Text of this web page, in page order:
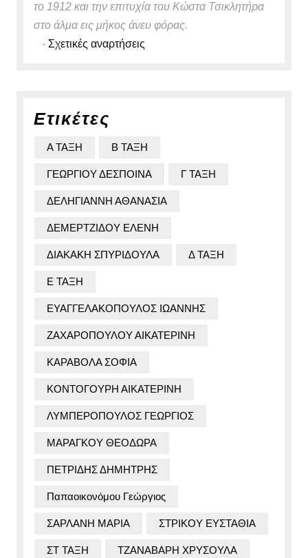
το 1912 και την επιτυχία του Κώστα Τσικλητήρα
στο άλμα εις μήκος άνευ φόρας.
- Σχετικές αναρτήσεις
Ετικέτες
Α ΤΑΞΗ Β ΤΑΞΗ
ΓΕΩΡΓΙΟΥ ΔΕΣΠΟΙΝΑ Γ ΤΑΞΗ
ΔΕΛΗΓΙΑΝΝΗ ΑΘΑΝΑΣΙΑ
ΔΕΜΕΡΤΖΙΔΟΥ ΕΛΕΝΗ
ΔΙΑΚΑΚΗ ΣΠΥΡΙΔΟΥΛΑ Δ ΤΑΞΗ
Ε ΤΑΞΗ
ΕΥΑΓΓΕΛΑΚΟΠΟΥΛΟΣ ΙΩΑΝΝΗΣ
ΖΑΧΑΡΟΠΟΥΛΟΥ ΑΙΚΑΤΕΡΙΝΗ
ΚΑΡΑΒΟΛΑ ΣΟΦΙΑ
ΚΟΝΤΟΓΟΥΡΗ ΑΙΚΑΤΕΡΙΝΗ
ΛΥΜΠΕΡΟΠΟΥΛΟΣ ΓΕΩΡΓΙΟΣ
ΜΑΡΑΓΚΟΥ ΘΕΟΔΩΡΑ
ΠΕΤΡΙΔΗΣ ΔΗΜΗΤΡΗΣ
Παπαοικονόμου Γεώργιος
ΣΑΡΛΑΝΗ ΜΑΡΙΑ ΣΤΡΙΚΟΥ ΕΥΣΤΑΘΙΑ
ΣΤ ΤΑΞΗ ΤΖΑΝΑΒΑΡΗ ΧΡΥΣΟΥΛΑ